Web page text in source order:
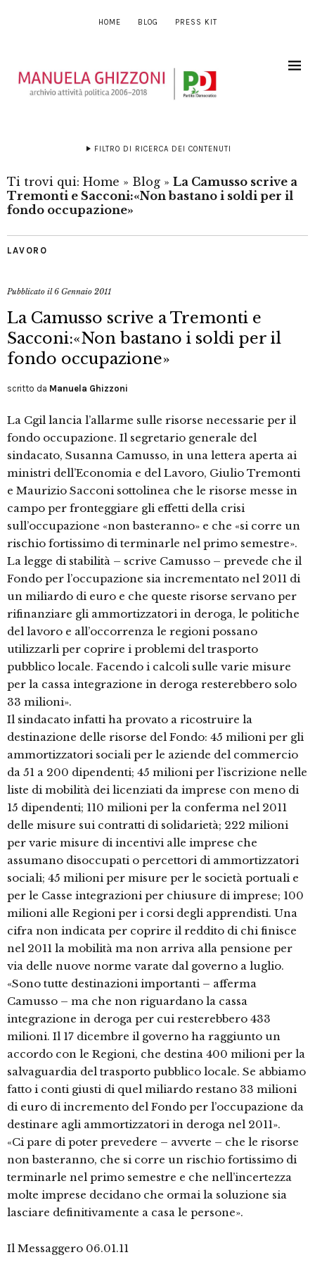
HOME BLOG PRESS KIT
FILTRO DI RICERCA DEI CONTENUTI
Ti trovi qui: Home » Blog » La Camusso scrive a
Tremonti e Sacconi:«Non bastano i soldi per il
fondo occupazione»
LAVORO
Pubblicato il6 Gennaio 2011
La Camusso scrive a Tremonti e
Sacconi:«Non bastano i soldi per il
fondo occupazione»
scritto da Manuela Ghizzoni
La Cgil lancia l’allarme sulle risorse necessarie per il
fondo occupazione. Il segretario generale del
sindacato, Susanna Camusso, in una lettera aperta ai
ministri dell’Economia e del Lavoro, Giulio Tremonti
e Maurizio Sacconi sottolinea che le risorse messe in
campo per fronteggiare gli effetti della crisi
sull’occupazione «non basteranno» e che «si corre un
rischio fortissimo di terminarle nel primo semestre».
La legge di stabilità – scrive Camusso – prevede che il
Fondo per l’occupazione sia incrementato nel 2011 di
un miliardo di euro e che queste risorse servano per
rifinanziare gli ammortizzatori in deroga, le politiche
del lavoro e all’occorrenza le regioni possano
utilizzarli per coprire i problemi del trasporto
pubblico locale. Facendo i calcoli sulle varie misure
per la cassa integrazione in deroga resterebbero solo
33 milioni».
Il sindacato infatti ha provato a ricostruire la
destinazione delle risorse del Fondo: 45 milioni per gli
ammortizzatori sociali per le aziende del commercio
da 51 a 200 dipendenti; 45 milioni per l’iscrizione nelle
liste di mobilità dei licenziati da imprese con meno di
15 dipendenti; 110 milioni per la conferma nel 2011
delle misure sui contratti di solidarietà; 222 milioni
per varie misure di incentivi alle imprese che
assumano disoccupati o percettori di ammortizzatori
sociali; 45 milioni per misure per le società portuali e
per le Casse integrazioni per chiusure di imprese; 100
milioni alle Regioni per i corsi degli apprendisti. Una
cifra non indicata per coprire il reddito di chi finisce
nel 2011 la mobilità ma non arriva alla pensione per
via delle nuove norme varate dal governo a luglio.
«Sono tutte destinazioni importanti – afferma
Camusso – ma che non riguardano la cassa
integrazione in deroga per cui resterebbero 433
milioni. Il 17 dicembre il governo ha raggiunto un
accordo con le Regioni, che destina 400 milioni per la
salvaguardia del trasporto pubblico locale. Se abbiamo
fatto i conti giusti di quel miliardo restano 33 milioni
di euro di incremento del Fondo per l’occupazione da
destinare agli ammortizzatori in deroga nel 2011».
«Ci pare di poter prevedere – avverte – che le risorse
non basteranno, che si corre un rischio fortissimo di
terminarle nel primo semestre e che nell’incertezza
molte imprese decidano che ormai la soluzione sia
lasciare definitivamente a casa le persone».
Il Messaggero 06.01.11